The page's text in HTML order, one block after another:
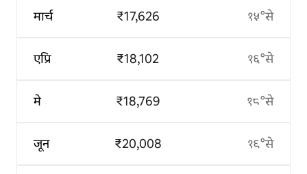
मार्च
एप्रि
मे
जून
₹17,626
₹18,102
₹18,769
₹20,008
१५°से
१६°से
१८°से
१९°से